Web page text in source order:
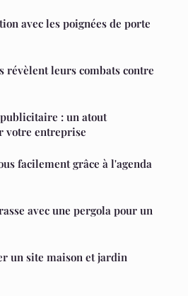
avec les poignées de porte
révèlent leurs combats contre
: un atout
votre entreprise
facilement grâce à l'agenda
avec une pergola pour un
un site maison et jardin